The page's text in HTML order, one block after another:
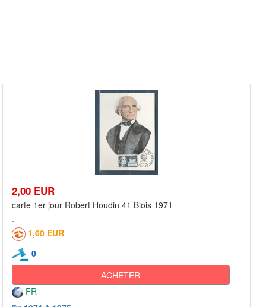
2,00 EUR
carte 1er jour Robert Houdin 41 Blois 1971
1,60 EUR
0
ACHETER
FR